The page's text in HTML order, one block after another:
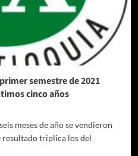
semestre de 2021
cinco años
meses de año se vendieron
resultado triplica los del